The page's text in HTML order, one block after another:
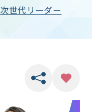
次世代リーダー